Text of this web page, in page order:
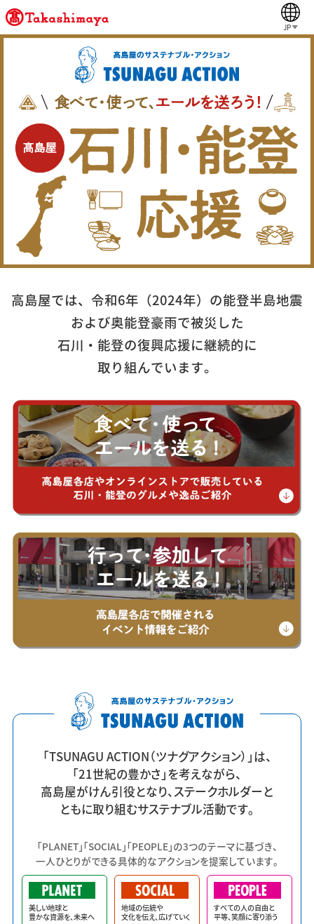
JP
高島屋では、令和6年（2024年）の能登半島地震
および奥能登豪雨で被災した
石川・能登の復興応援に継続的に
取り組んでいます。
「TSUNAGU ACTION（ツナグアクション）」は、
「21世紀の豊かさ」を考えながら、
高島屋がけん引役となり、ステークホルダーと
ともに取り組むサステナブル活動です。
「PLANET」「SOCIAL」「PEOPLE」の3つのテーマに基づき、
一人ひとりができる具体的なアクションを提案しています。
美しい地球と
豊かな資源を、未来へ
地域の伝統や
文化を伝え、広げていく
すべての人の自由と
平等、笑顔に寄り添う